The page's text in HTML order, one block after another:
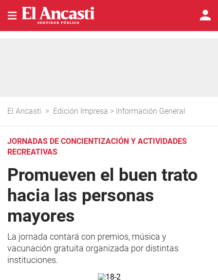
El Ancasti > Edición Impresa > Información General
JORNADAS DE CONCIENTIZACIÓN Y ACTIVIDADES
RECREATIVAS
Promueven el buen trato
hacia las personas
mayores
La jornada contará con premios, música y
vacunación gratuita organizada por distintas
instituciones.